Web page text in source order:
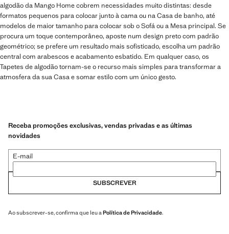
algodão da Mango Home cobrem necessidades muito distintas: desde
formatos pequenos para colocar junto à cama ou na Casa de banho, até
modelos de maior tamanho para colocar sob o Sofá ou a Mesa principal. Se
procura um toque contemporâneo, aposte num design preto com padrão
geométrico; se prefere um resultado mais sofisticado, escolha um padrão
central com arabescos e acabamento esbatido. Em qualquer caso, os
Tapetes de algodão tornam-se o recurso mais simples para transformar a
atmosfera da sua Casa e somar estilo com um único gesto.
Receba promoções exclusivas, vendas privadas e as últimas
novidades
E-mail
SUBSCREVER
Ao subscrever-se, confirma que leu a Política de Privacidade.